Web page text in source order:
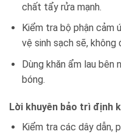
chất tẩy rửa mạnh.
Kiểm tra bộ phận cảm
vệ sinh sạch sẽ,
Dùng khăn ẩm lau bên
bóng.
Lời khuyên bảo trì định
Kiểm tra các dây dẫn,